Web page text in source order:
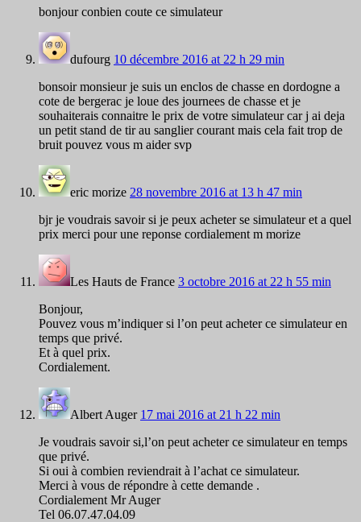
bonjour conbien coute ce simulateur
dufourg 10 décembre 2016 at 22 h 29 min
bonsoir monsieur je suis un enclos de chasse en dordogne a
cote de bergerac je loue des journees de chasse et je
souhaiterais connaitre le prix de votre simulateur car j ai deja
un petit stand de tir au sanglier courant mais cela fait trop de
bruit pouvez vous m aider svp
eric morize 28 novembre 2016 at 13 h 47 min
bjr je voudrais savoir si je peux acheter se simulateur et a quel
prix merci pour une reponse cordialement m morize
Les Hauts de France 3 octobre 2016 at 22 h 55 min
Bonjour,
Pouvez vous m’indiquer si l’on peut acheter ce simulateur en
temps que privé.
Et à quel prix.
Cordialement.
Albert Auger 17 mai 2016 at 21 h 22 min
Je voudrais savoir si,l’on peut acheter ce simulateur en temps
que privé.
Si oui à combien reviendrait à l’achat ce simulateur.
Merci à vous de répondre à cette demande .
Cordialement Mr Auger
Tel 06.07.47.04.09